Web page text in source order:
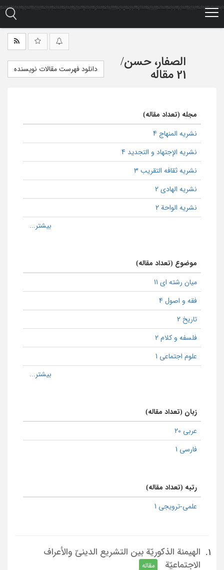
Skip
الصفار، حسن/
21 مقاله
دانلود فهرست مقالات نویسنده
مجله (تعداد مقاله)
نشریه المنهاج 4
نشریه الإجتهاد و التجدید 4
نشریه ثقافه التقریب 3
نشریه الهادی 2
نشریه الواحة 2
موضوع (تعداد مقاله)
میان رشته ای 11
فقه و اصول 4
تاریخ 2
فلسفه و کلام 2
علوم اجتماعی 1
زبان (تعداد مقاله)
عربی 20
فارسی 1
رتبه (تعداد مقاله)
علمی-ترویجی 1
1.
الهيمنة الذكوريّة بين التشريع الدينيّ والأعراف
الاجتماعيّة
مقاله